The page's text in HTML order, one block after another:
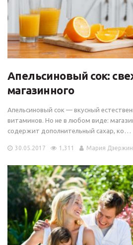
Апельсиновый сок:
магазинного
Апельсиновый сок — вкусный
витаминов. Но не в любом виде:
содержит дополнительный сахар, ко…
30.05.2017 1,311 Мария